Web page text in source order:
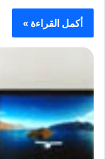
أكمل القراءة »